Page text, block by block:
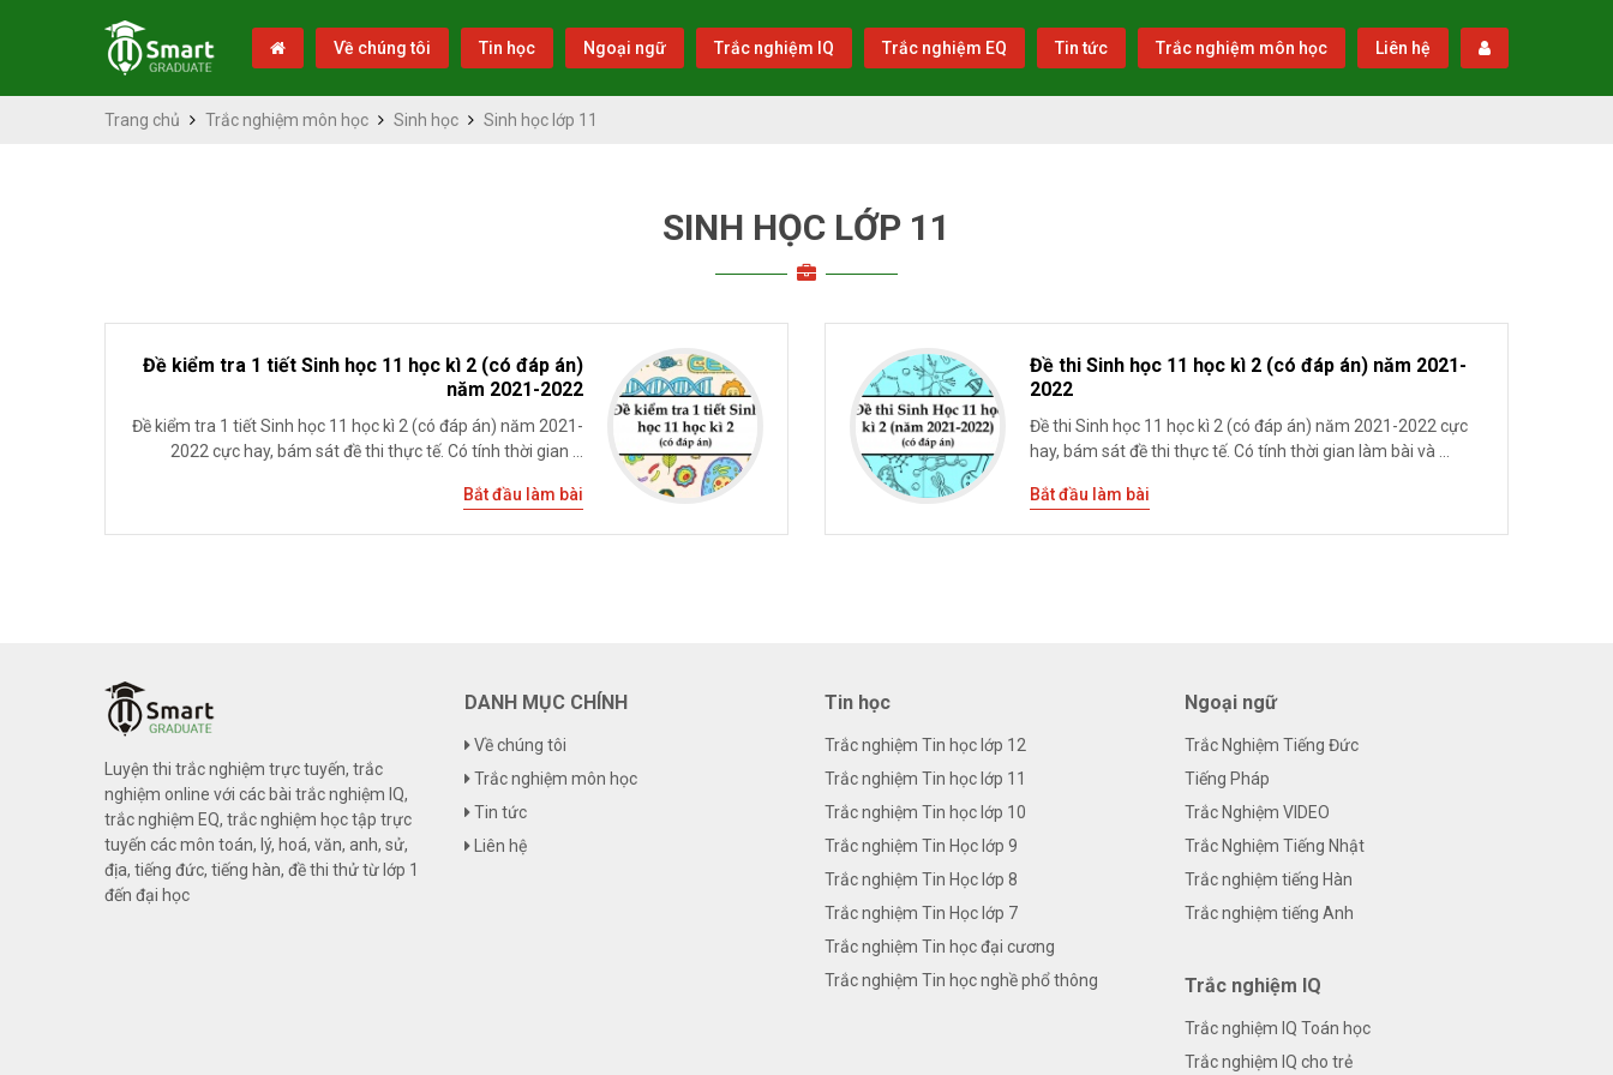
Về chúng tôi Tin học Ngoại ngữ Trắc nghiệm IQ Trắc nghiệm EQ Tin tức Trắc nghiệm môn học Liên hệ
Trang chủ Trắc nghiệm môn học Sinh học Sinh học lớp 11
SINH HỌC LỚP 11
Đề kiểm tra 1 tiết Sinh học 11 học kì 2 (có đáp án)
năm 2021-2022
Đề kiểm tra 1 tiết Sinh học 11 học kì 2 (có đáp án) năm 2021-
2022 cực hay, bám sát đề thi thực tế. Có tính thời gian ...
Bắt đầu làm bài
Đề thi Sinh học 11 học kì 2 (có đáp án) năm 2021-
2022
Đề thi Sinh học 11 học kì 2 (có đáp án) năm 2021-2022 cực
hay, bám sát đề thi thực tế. Có tính thời gian làm bài và ...
Bắt đầu làm bài
Luyện thi trắc nghiệm trực tuyến, trắc
nghiệm online với các bài trắc nghiệm IQ,
trắc nghiệm EQ, trắc nghiệm học tập trực
tuyến các môn toán, lý, hoá, văn, anh, sử,
địa, tiếng đức, tiếng hàn, đề thi thử từ lớp 1
đến đại học
DANH MỤC CHÍNH
Về chúng tôi
Trắc nghiệm môn học
Tin tức
Liên hệ
Tin học
Trắc nghiệm Tin học lớp 12
Trắc nghiệm Tin học lớp 11
Trắc nghiệm Tin học lớp 10
Trắc nghiệm Tin Học lớp 9
Trắc nghiệm Tin Học lớp 8
Trắc nghiệm Tin Học lớp 7
Trắc nghiệm Tin học đại cương
Trắc nghiệm Tin học nghề phổ thông
Ngoại ngữ
Trắc Nghiệm Tiếng Đức
Tiếng Pháp
Trắc Nghiệm VIDEO
Trắc Nghiệm Tiếng Nhật
Trắc nghiệm tiếng Hàn
Trắc nghiệm tiếng Anh
Trắc nghiệm IQ
Trắc nghiệm IQ Toán học
Trắc nghiệm IQ cho trẻ